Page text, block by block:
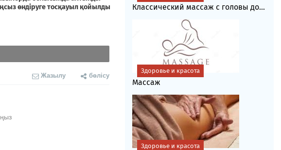
Жазылу бөлісу
Классический массаж с головы до...
Массаж
Здоровье и красота
Здоровье и красота